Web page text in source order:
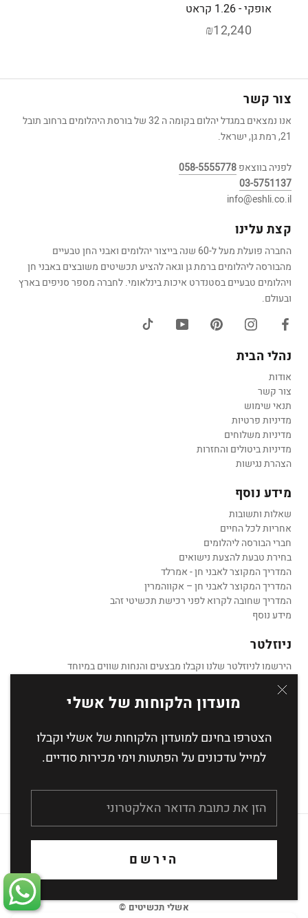
מועדון הלקוחות של אשלי
הצטרפו בחינם למועדון הלקוחות של אשלי וקבלו
למייל עדכונים על הפתעות וימי מכירות סודיים.
הירשם
אופקי - 1.26 קראט
₪12,240
צור קשר
אנו נמצאים במגדל יהלום בקומה ה 32 של בורסת היהלומים ברחוב תובל
21, רמת גן, ישראל.
לפניה בווצאפ058-5555778
03-5751137
info@eshli.co.il
קצת עלינו
החברה פועלת מעל ל-60 שנה בייצור יהלומים ואבני החן טבעיים
מהבורסה ליהלומים ברמת גן וגאה להציע תכשיטים משובצים באבני חן
ויהלומים טבעיים בסטנדרט איכות בינלאומי. לחברה מספר סניפים בארץ
ובעולם.
נהלי הבית
אודות
צור קשר
תנאי שימוש
מדיניות פרטיות
מדיניות משלוחים
מדיניות ביטולים והחזרות
הצהרת נגישות
מידע נוסף
שאלות ותשובות
אחריות לכל החיים
חברי הבורסה ליהלומים
בחירת טבעת להצעת נישואים
המדריך המקוצר לאבני חן - אמרלד
המדריך המקוצר לאבני חן – אקווהמרין
המדריך שחובה לקרוא לפני רכישת תכשיטי זהב
מידע נוסף
ניוזלטר
הירשמו לניוזלטר שלנו וקבלו מבצעים והנחות שווים במיוחד
הצטרף
העסקה מאובטחת באמצעות הצפנת SSL
אשלי תכשיטים ©